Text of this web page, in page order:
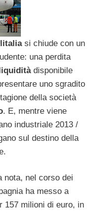
si chiude con un
una perdita
disponibile
uno sgradito
della società
. E, mentre viene
industriale 2013 /
sul destino della
nota, nel corso dei
ha messo a
157 milioni di euro, in